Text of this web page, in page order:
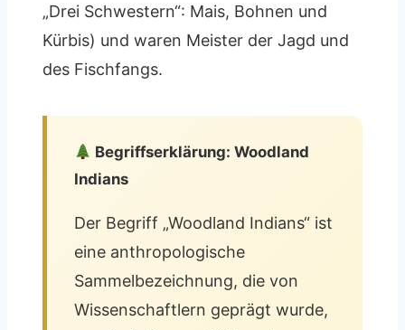
„Drei Schwestern“: Mais, Bohnen und
Kürbis) und waren Meister der Jagd und
des Fischfangs.
Begriffserklärung: Woodland
Indians
Der Begriff „Woodland Indians“ ist
eine anthropologische
Sammelbezeichnung, die von
Wissenschaftlern geprägt wurde,